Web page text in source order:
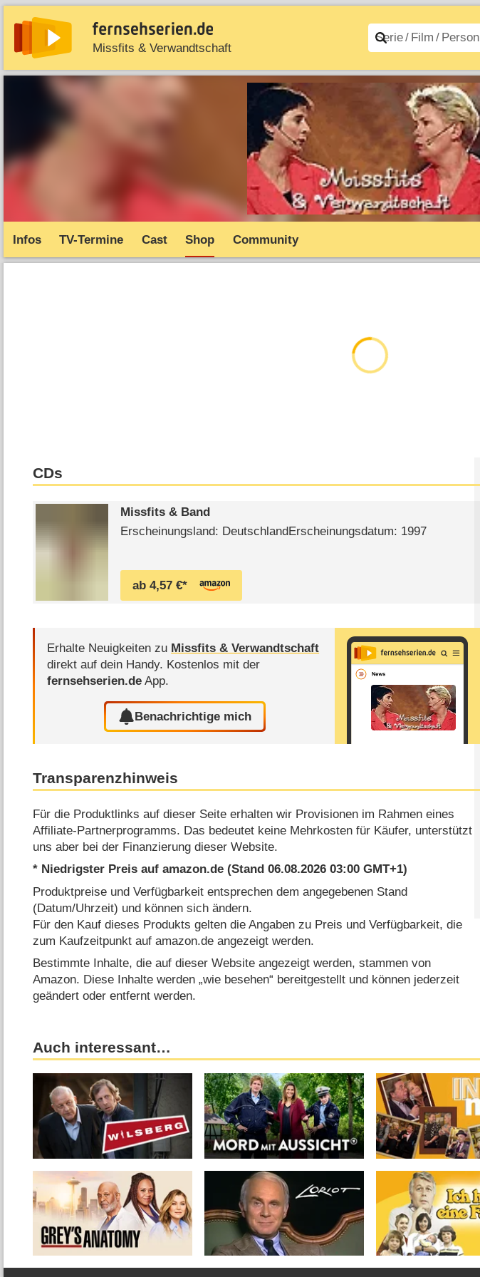
Missfits & Verwandtschaft
News Entdecken Streaming TV-Starts Filme A–Z
Infos TV-Termine Cast Shop Community
CDs
Missfits & Band
Erscheinungsland: DeutschlandErscheinungsdatum: 1997
ab 4,57 €*
Erhalte Neuigkeiten zu Missfits & Verwandtschaft
direkt auf dein Handy. Kostenlos mit der
fernsehserien.de App.
Benachrichtige mich
Transparenzhinweis
Für die Produktlinks auf dieser Seite erhalten wir Provisionen im Rahmen eines
Affiliate-Partnerprogramms. Das bedeutet keine Mehrkosten für Käufer, unterstützt
uns aber bei der Finanzierung dieser Website.
* Niedrigster Preis auf amazon.de (Stand 06.08.2026 03:00 GMT+1)
Produktpreise und Verfügbarkeit entsprechen dem angegebenen Stand
(Datum/Uhrzeit) und können sich ändern.
Für den Kauf dieses Produkts gelten die Angaben zu Preis und Verfügbarkeit, die
zum Kaufzeitpunkt auf amazon.de angezeigt werden.
Bestimmte Inhalte, die auf dieser Website angezeigt werden, stammen von
Amazon. Diese Inhalte werden „wie besehen“ bereitgestellt und können jederzeit
geändert oder entfernt werden.
Auch interessant…